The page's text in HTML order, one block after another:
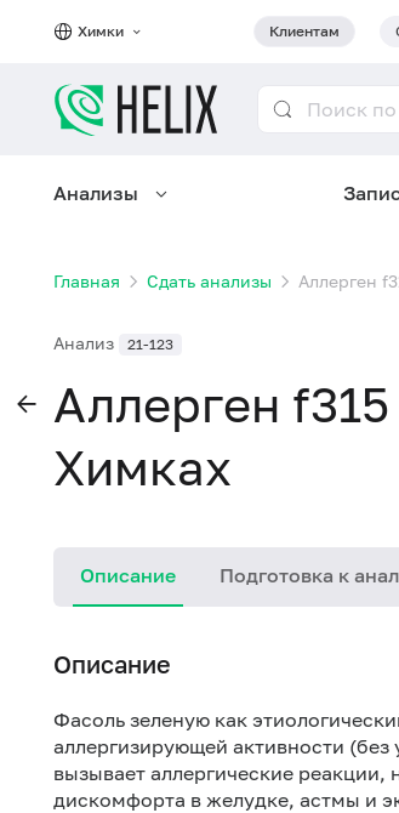
Химки Клиентам
Анализы
Главная Сдать анализы Аллерген
Анализ 21-123
Аллерген
Химках
Описание Подготовка к
Описание
Фасоль зеленую как
аллергизирующей активности
вызывает аллергические
дискомфорта в желудке, астмы и